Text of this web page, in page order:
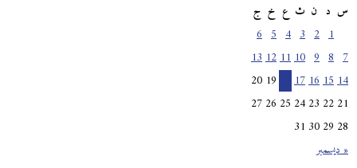
س
ث خ ج
« ديسمبر
10
11
12
13
14
15
16
17
18
19
20
21
22
23
24
25
26
27
28
29
30
31